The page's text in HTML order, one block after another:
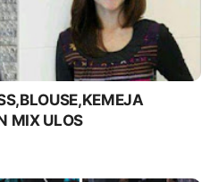
MIX ULOS